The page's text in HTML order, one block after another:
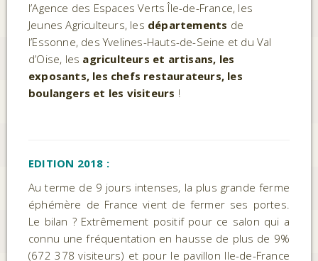
l’Agence des Espaces Verts Île-de-France, les
Jeunes Agriculteurs, les départements de
l’Essonne, des Yvelines-Hauts-de-Seine et du Val
d’Oise, les agriculteurs et artisans, les
exposants, les chefs restaurateurs, les
boulangers et les visiteurs !
EDITION 2018 :
Au terme de 9 jours intenses, la plus grande ferme
éphémère de France vient de fermer ses portes.
Le bilan ? Extrêmement positif pour ce salon qui a
connu une fréquentation en hausse de plus de 9%
(672 378 visiteurs) et pour le pavillon Ile-de-France